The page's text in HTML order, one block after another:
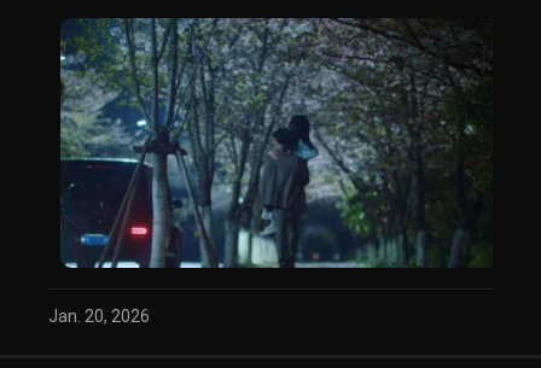
Jan. 20, 2026